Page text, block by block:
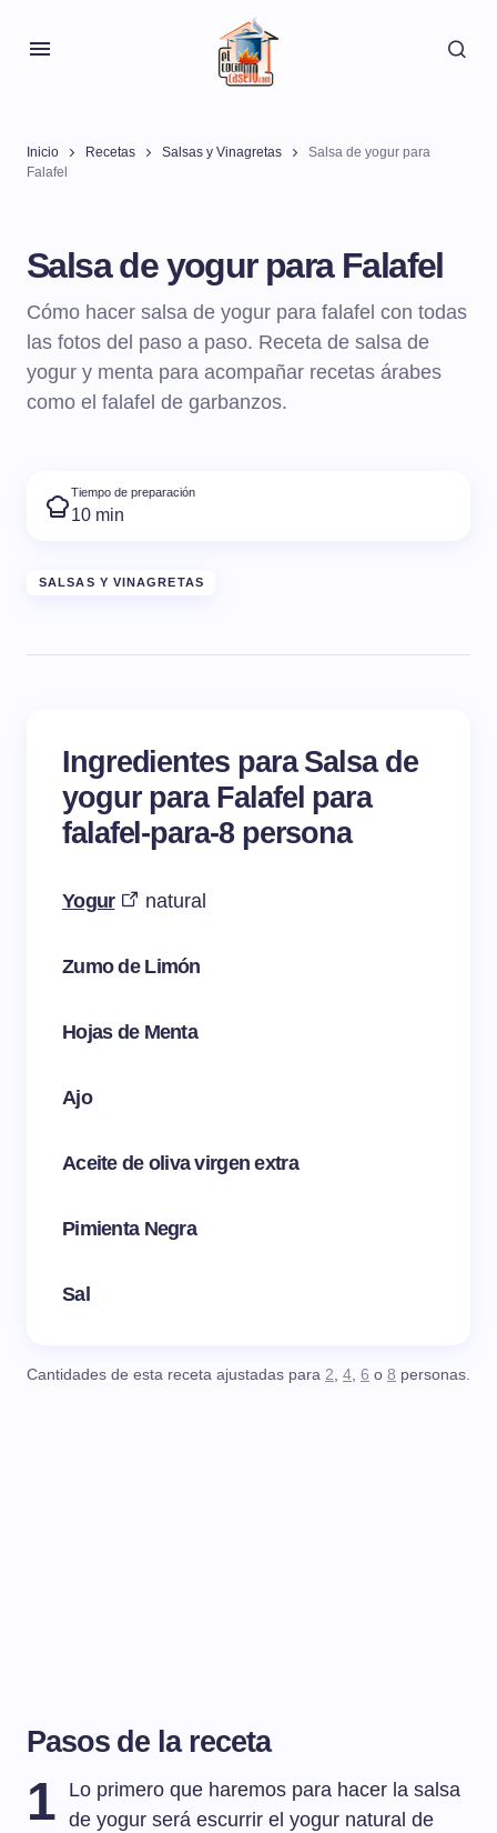
Inicio Recetas Salsas y Vinagretas
Salsa de yogur para
Falafel
Salsa de yogur para Falafel
Cómo hacer salsa de yogur para falafel con todas
las fotos del paso a paso. Receta de salsa de
yogur y menta para acompañar recetas árabes
como el falafel de garbanzos.
Tiempo de preparación
10 min
SALSAS Y VINAGRETAS
Ingredientes para Salsa de
yogur para Falafel para
falafel-para-8 persona
Yogur natural
Zumo de Limón
Hojas de Menta
Ajo
Aceite de oliva virgen extra
Pimienta Negra
Sal
Cantidades de esta receta ajustadas para 2, 4, 6 o 8 personas.
Pasos de la receta
1
Lo primero que haremos para hacer la salsa
de yogur será escurrir el yogur natural de